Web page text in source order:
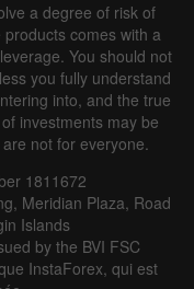
a degree of risk of
comes with a
You should not
you fully understand
into, and the true
investments may be
not for everyone.
1811672
Meridian Plaza, Road
Islands
by the BVI FSC
InstaForex, qui est